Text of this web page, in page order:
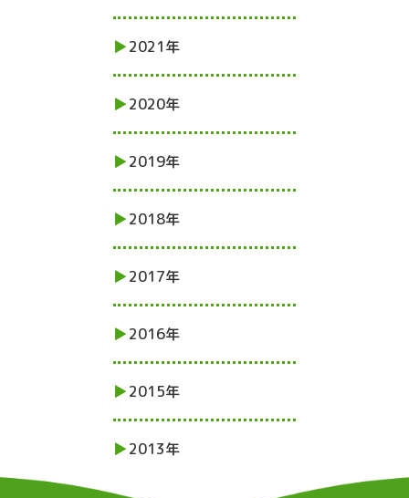
2021年
2020年
2019年
2018年
2017年
2016年
2015年
2013年